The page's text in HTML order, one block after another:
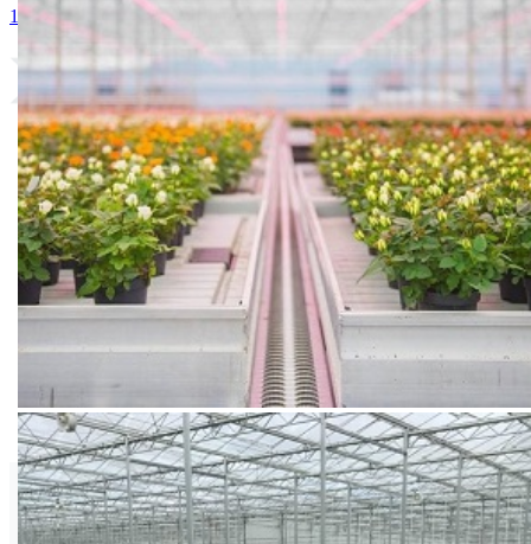
1. KORIST
Bejo zaden